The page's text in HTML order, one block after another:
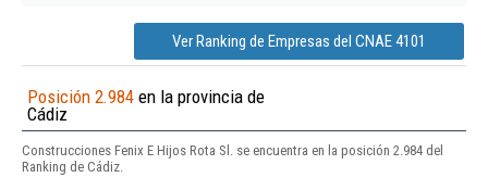
Ver Ranking de Empresas del CNAE 4101
Posición 2.984 en la provincia de
Cádiz
Construcciones Fenix E Hijos Rota Sl. se encuentra en la posición 2.984 del
Ranking de Cádiz.